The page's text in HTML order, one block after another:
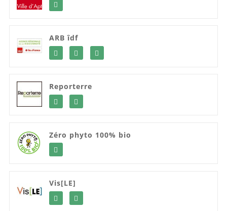
ARB îdf
Reporterre
Zéro phyto 100% bio
Vis[LE]